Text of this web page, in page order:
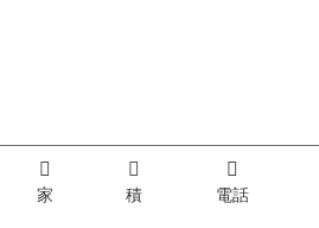
家 積 電話